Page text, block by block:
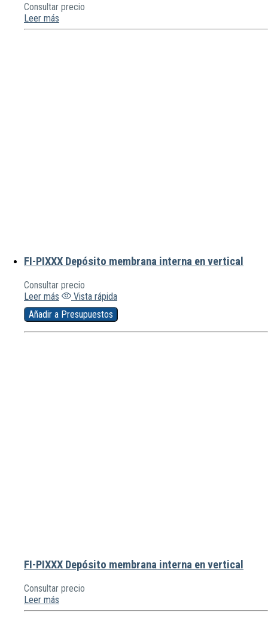
Consultar precio
Leer más
FI-PIXXX Depósito membrana interna en vertical
Consultar precio
Leer más
Vista rápida
Añadir a Presupuestos
FI-PIXXX Depósito membrana interna en vertical
Consultar precio
Leer más